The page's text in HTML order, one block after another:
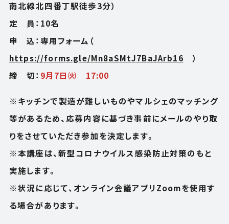
OUTLINE
BLOG
ACCESS
FOLLOW US
南北線北四番丁駅徒歩3分）
定 員：10名
申 込：専用フォーム（
https://forms.gle/Mn8aSMtJ7BaJArb16 ）
締 切： 9月7日㈫ 17:00
※キッチンで製造が難しいものやマルシェのマッチング
等があるため、応募内容に基づき事前にメールのやり取
りをさせていただき参加を決定します。
※本講座は、新型コロナウイルス感染防止対策のもと
実施します。
※状況に応じて、オンライン会議アプリZoomを使用す
る場合があります。